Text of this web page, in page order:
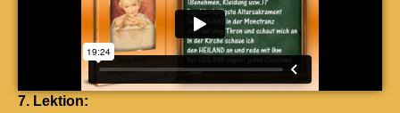
7. Lek­tion: